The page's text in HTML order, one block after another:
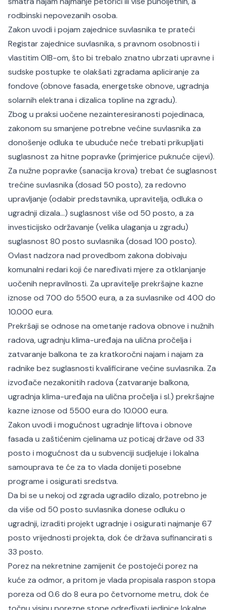
rodbinski nepovezanih osoba.
Zakon uvodi i pojam zajednice suvlasnika te prateći
Registar zajednice suvlasnika, s pravnom osobnosti i
vlastitim OIB-om, što bi trebalo znatno ubrzati upravne i
sudske postupke te olakšati zgradama apliciranje za
fondove (obnove fasada, energetske obnove, ugradnja
solarnih elektrana i dizalica topline na zgradu).
Zbog u praksi uočene nezainteresiranosti pojedinaca,
zakonom su smanjene potrebne većine suvlasnika za
donošenje odluka te ubuduće neće trebati prikupljati
suglasnost za hitne popravke (primjerice puknuće cijevi).
Za nužne popravke (sanacija krova) trebat će suglasnost
trećine suvlasnika (dosad 50 posto), za redovno
upravljanje (odabir predstavnika, upravitelja, odluka o
ugradnji dizala...) suglasnost više od 50 posto, a za
investicijsko održavanje (velika ulaganja u zgradu)
suglasnost 80 posto suvlasnika (dosad 100 posto).
Ovlast nadzora nad provedbom zakona dobivaju
komunalni redari koji će naređivati mjere za otklanjanje
uočenih nepravilnosti. Za upravitelje prekršajne kazne
iznose od 700 do 5500 eura, a za suvlasnike od 400 do
10.000 eura.
Prekršaji se odnose na ometanje radova obnove i nužnih
radova, ugradnju klima-uređaja na ulična pročelja i
zatvaranje balkona te za kratkoročni najam i najam za
radnike bez suglasnosti kvalificirane većine suvlasnika. Za
izvođače nezakonitih radova (zatvaranje balkona,
ugradnja klima-uređaja na ulična pročelja i sl.) prekršajne
kazne iznose od 5500 eura do 10.000 eura.
Zakon uvodi i mogućnost ugradnje liftova i obnove
fasada u zaštićenim cjelinama uz poticaj države od 33
posto i mogućnost da u subvenciji sudjeluje i lokalna
samouprava te će za to vlada donijeti posebne
programe i osigurati sredstva.
Da bi se u nekoj od zgrada ugradilo dizalo, potrebno je
da više od 50 posto suvlasnika donese odluku o
ugradnji, izraditi projekt ugradnje i osigurati najmanje 67
posto vrijednosti projekta, dok će država sufinancirati s
33 posto.
Porez na nekretnine zamijenit će postojeći porez na
kuće za odmor, a pritom je vlada propisala raspon stopa
poreza od 0.6 do 8 eura po četvornome metru, dok će